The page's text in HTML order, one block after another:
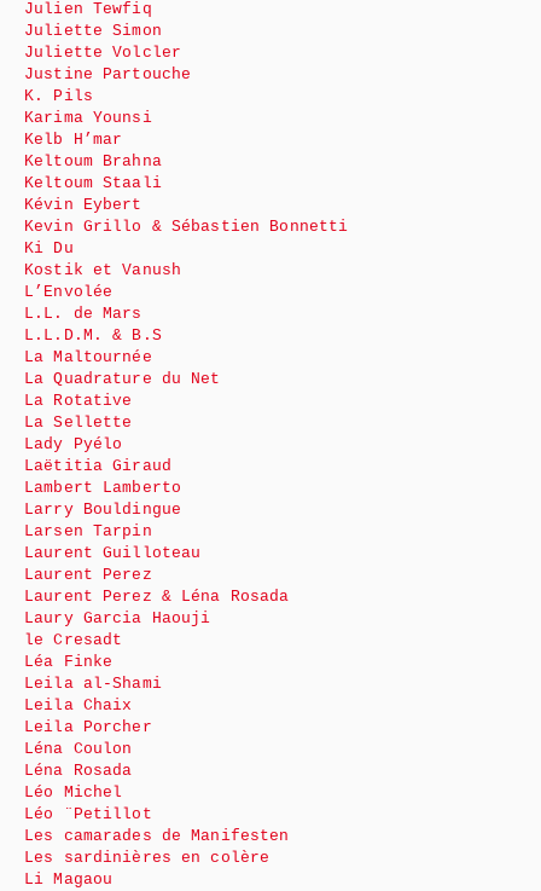
Julien Tewfiq
Juliette Simon
Juliette Volcler
Justine Partouche
K. Pils
Karima Younsi
Kelb H’mar
Keltoum Brahna
Keltoum Staali
Kévin Eybert
Kevin Grillo & Sébastien Bonnetti
Ki Du
Kostik et Vanush
L’Envolée
L.L. de Mars
L.L.D.M. & B.S
La Maltournée
La Quadrature du Net
La Rotative
La Sellette
Lady Pyélo
Laëtitia Giraud
Lambert Lamberto
Larry Bouldingue
Larsen Tarpin
Laurent Guilloteau
Laurent Perez
Laurent Perez & Léna Rosada
Laury Garcia Haouji
le Cresadt
Léa Finke
Leila al-Shami
Leila Chaix
Leila Porcher
Léna Coulon
Léna Rosada
Léo Michel
Léo ¨Petillot
Les camarades de Manifesten
Les sardinières en colère
Li Magaou